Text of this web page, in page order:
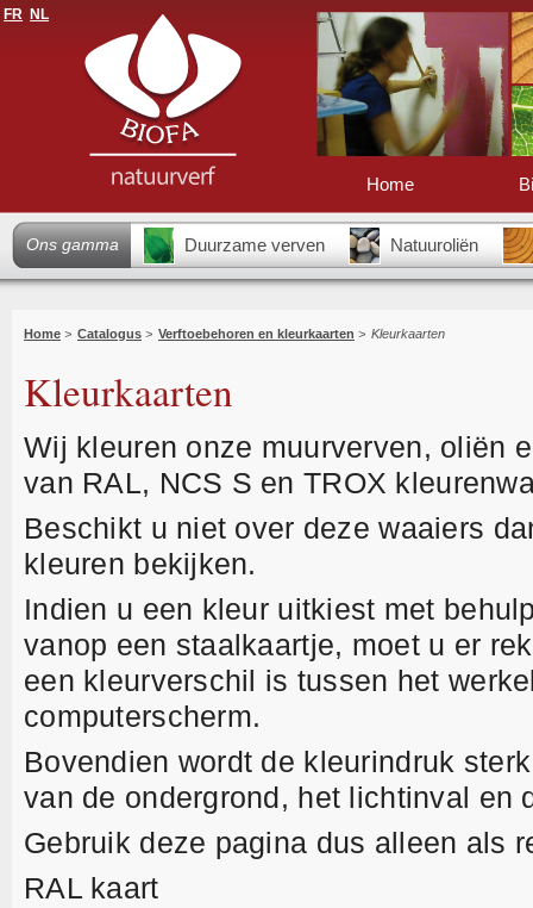
FR NL
Home
Ons gamma Duurzame verven Natuuroliën
Home > Catalogus > Verftoebehoren en kleurkaarten > Kleurkaarten
Kleurkaarten
Wij kleuren onze muurverven, oliën
van RAL, NCS S en TROX
Beschikt u niet over deze waaiers
kleuren bekijken.
Indien u een kleur uitkiest met
vanop een staalkaartje, moet u er
een kleurverschil is tussen het
computerscherm.
Bovendien wordt de kleurindruk
van de ondergrond, het lichtinval en
Gebruik deze pagina dus alleen als
RAL kaart